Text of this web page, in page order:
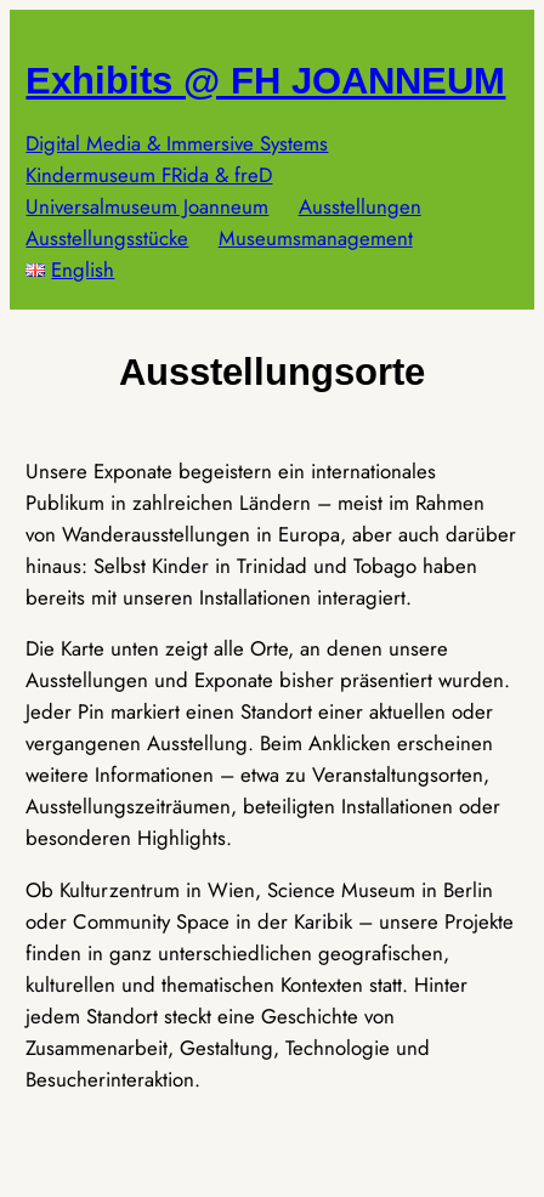
springen
Exhibits @ FH JOANNEUM
Digital Media & Immersive Systems
Kindermuseum FRida & freD
Universalmuseum Joanneum
Ausstellungen
Ausstellungsstücke
Museumsmanagement
English
Ausstellungsorte
Unsere Exponate begeistern ein internationales
Publikum in zahlreichen Ländern – meist im Rahmen
von Wanderausstellungen in Europa, aber auch darüber
hinaus: Selbst Kinder in Trinidad und Tobago haben
bereits mit unseren Installationen interagiert.
Die Karte unten zeigt alle Orte, an denen unsere
Ausstellungen und Exponate bisher präsentiert wurden.
Jeder Pin markiert einen Standort einer aktuellen oder
vergangenen Ausstellung. Beim Anklicken erscheinen
weitere Informationen – etwa zu Veranstaltungsorten,
Ausstellungszeiträumen, beteiligten Installationen oder
besonderen Highlights.
Ob Kulturzentrum in Wien, Science Museum in Berlin
oder Community Space in der Karibik – unsere Projekte
finden in ganz unterschiedlichen geografischen,
kulturellen und thematischen Kontexten statt. Hinter
jedem Standort steckt eine Geschichte von
Zusammenarbeit, Gestaltung, Technologie und
Besucherinteraktion.